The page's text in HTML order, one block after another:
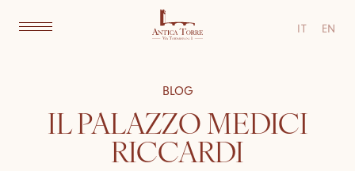
IT EN
BLOG
IL PALAZZO MEDICI
RICCARDI